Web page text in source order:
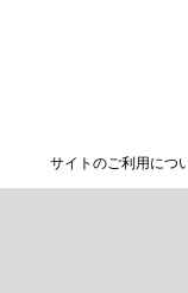
サイトのご利用につ